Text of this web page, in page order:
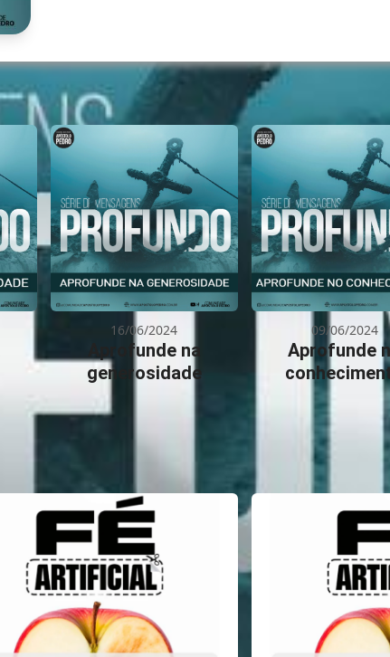
16/06/2024
Aprofunde na
generosidade
09/06/2024
Aprofunde